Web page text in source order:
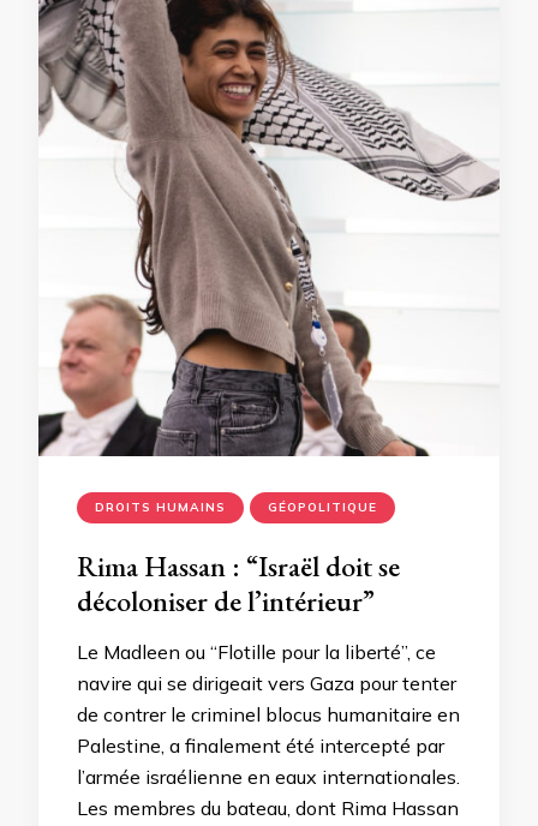
DROITS HUMAINS GÉOPOLITIQUE
Rima Hassan : “Israël doit se
décoloniser de l’intérieur”
Le Madleen ou “Flotille pour la liberté”, ce
navire qui se dirigeait vers Gaza pour tenter
de contrer le criminel blocus humanitaire en
Palestine, a finalement été intercepté par
l’armée israélienne en eaux internationales.
Les membres du bateau, dont Rima Hassan